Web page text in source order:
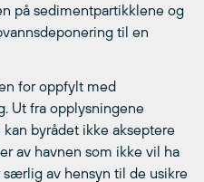
på sedimentpartikklene og
til en
for oppfylt med
Ut fra opplysningene
byrådet ikke akseptere
av havnen som ikke vil ha
av hensyn til de usikre